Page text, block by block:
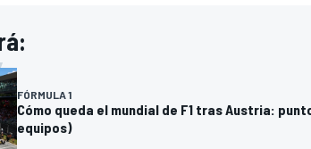
FÓRMULA 1
Cómo queda el mundial de F1 tras Austria:
equipos)